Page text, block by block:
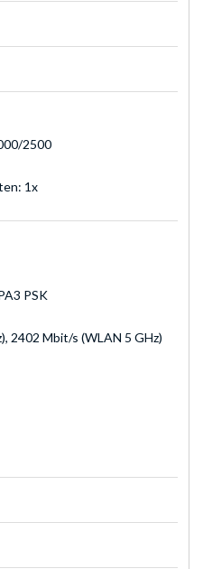
2500
1x
PSK
2402 Mbit/s (WLAN 5 GHz)